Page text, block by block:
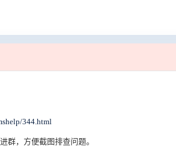
344.html
群，方便截图排查问题。